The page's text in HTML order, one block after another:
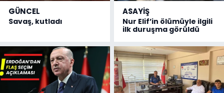
GÜNCEL
Savaş, kutladı
ASAYİŞ
Nur Elif’in ölümüyle ilgili
ilk duruşma görüldü